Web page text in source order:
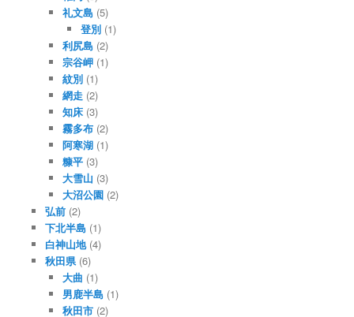
礼文島 (5)
登別(1)
利尻島 (2)
宗谷岬 (1)
紋別 (1)
網走 (2)
知床 (3)
霧多布 (2)
阿寒湖 (1)
糠平 (3)
大雪山 (3)
大沼公園 (2)
弘前(2)
下北半島(1)
白神山地(4)
秋田県(6)
大曲 (1)
男鹿半島 (1)
秋田市 (2)